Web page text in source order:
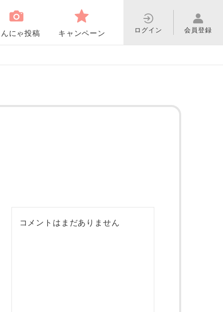
ログイン 会員登録
にゃ投稿 キャンペーン
コメントはまだありません